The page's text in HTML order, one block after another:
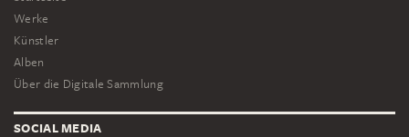
Werke
Künstler
Alben
Über die Digitale Sammlung
SOCIAL MEDIA